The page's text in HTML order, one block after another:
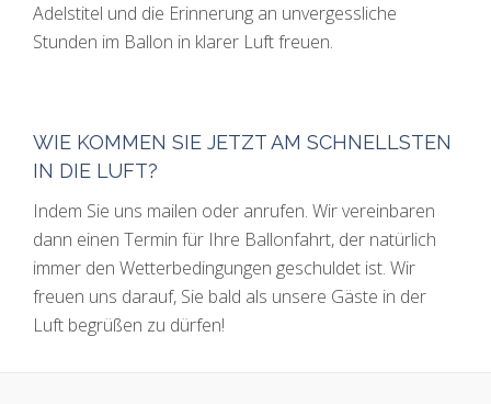
Adelstitel und die Erinnerung an unvergessliche
Stunden im Ballon in klarer Luft freuen.
WIE KOMMEN SIE JETZT AM SCHNELLSTEN
IN DIE LUFT?
Indem Sie uns mailen oder anrufen. Wir vereinbaren
dann einen Termin für Ihre Ballonfahrt, der natürlich
immer den Wetterbedingungen geschuldet ist. Wir
freuen uns darauf, Sie bald als unsere Gäste in der
Luft begrüßen zu dürfen!